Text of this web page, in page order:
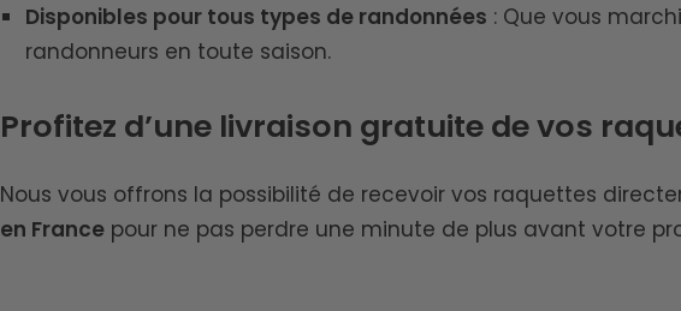
Disponibles pour tous types de randonnées : Que vous
randonneurs en toute saison.
Profitez d’une livraison gratuite de vos
Nous vous offrons la possibilité de recevoir vos raquettes
en France pour ne pas perdre une minute de plus avant votre